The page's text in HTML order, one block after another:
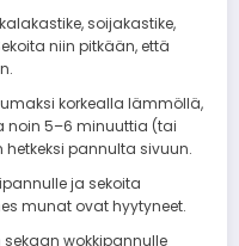
soijakastike,
niin pitkään, että
korkealla lämmöllä,
noin 5–6 minuuttia (tai
hetkeksi pannulta sivuun.
ja sekoita
munat ovat hyytyneet.
wokkipannulle